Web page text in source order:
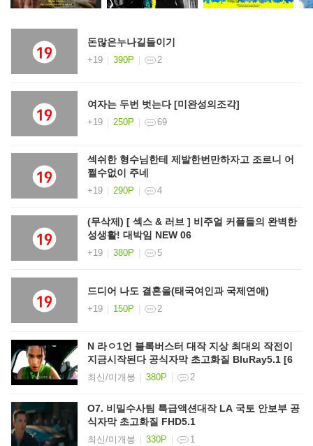
돈많은누나길들이기
+19 390P 2
여자는 두번 벗는다 [미완성의조각]
+19 250P 69
섹쉬한 형수님한테 제발한번만하자고 조르니 어
쩔수없이 주네
+19 290P 4
(무삭제) [ 섹스 & 러브 ] 비주얼 커플들의 완벽한
성생활! 대박임 NEW 06
+19 380P 5
드디어 나도 결혼을(태국여인과 국제연애)
+19 150P 2
N 라ㅇ1언 블록버스터 대작 지상 최대의 작전이
지금시작된다 공식자막 초고화질 BluRay5.1 [6
최신/미개봉 380P 2
O7. 비밀수사팀 특급액션대작 LA 국토 안보부 공
식자막 초고화질 FHD5.1
최신/미개봉 330P 1